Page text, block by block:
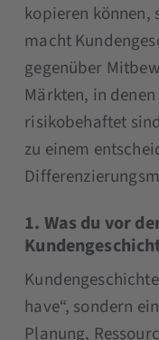
kopieren können,
macht
gegenüber
Märkten, in
risikobehaftet
zu einem
1. Was du vor
have“, sondern
Planung,